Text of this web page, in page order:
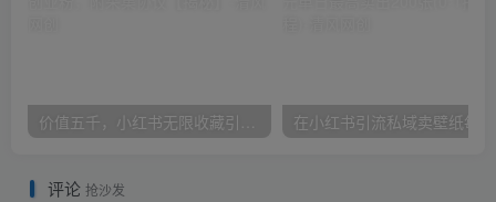
价值五千，小红书无限收藏引流创业粉，附采集协议【揭秘】
评论 抢沙发